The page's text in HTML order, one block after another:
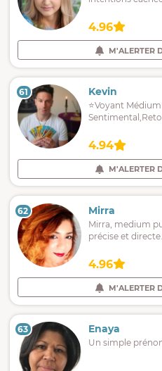
4.96
M'ALERTER
61 Kevin
⭐️Voyant
4.94
M'ALERTER
62 Mirra
Mirra, medium
précise et directe.
4.96
M'ALERTER
63 Enaya
Un simple